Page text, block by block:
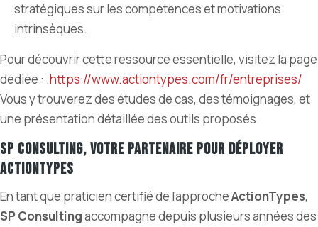
stratégiques sur les compétences et motivations
intrinsèques.
Pour découvrir cette ressource essentielle, visitez la page
dédiée : .https://www.actiontypes.com/fr/entreprises/
Vous y trouverez des études de cas, des témoignages, et
une présentation détaillée des outils proposés.
SP Consulting, votre partenaire pour déployer
ActionTypes
En tant que praticien certifié de l’approcheActionTypes,
SP Consultingaccompagne depuis plusieurs années des